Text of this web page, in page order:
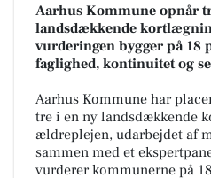
Aarhus Kommune opnår
landsdækkende
vurderingen bygger på 18
faglighed, kontinuitet og
Aarhus Kommune har
tre i en ny landsdækkende
ældreplejen, udarbejdet af
sammen med et
vurderer kommunerne på